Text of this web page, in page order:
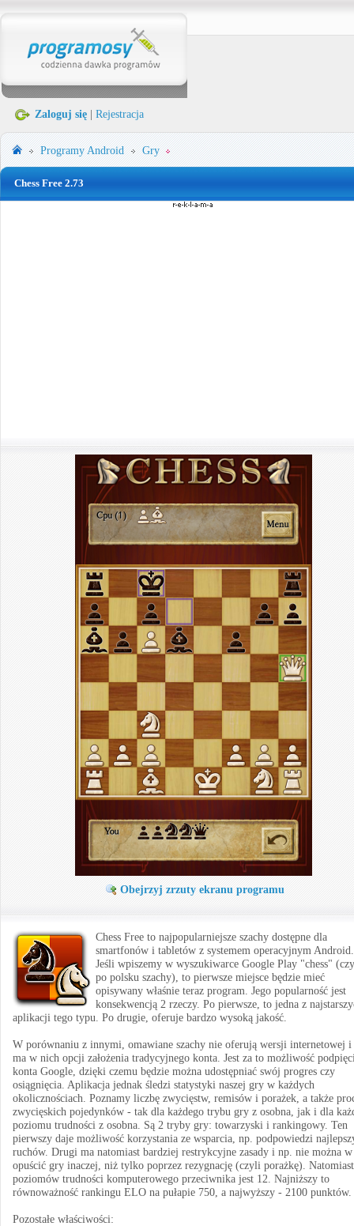
Zaloguj się Rejestracja
ProgramyAndroid Gry
Chess Free 2.73
Obejrzyj zrzuty ekranu programu
Chess Free to najpopularniejsze szachy dostępne dla
smartfonów i tabletów z systemem operacyjnym Android.
Jeśli wpiszemy w wyszukiwarce Google Play "chess"
po polsku szachy), to pierwsze miejsce będzie mieć
opisywany właśnie teraz program. Jego popularność jest
konsekwencją 2 rzeczy. Po pierwsze, to jedna z
aplikacji tego typu. Po drugie, oferuje bardzo wysoką jakość.
W porównaniu z innymi, omawiane szachy nie oferują wersji internetowej i
ma w nich opcji założenia tradycyjnego konta. Jest za to możliwość
konta Google, dzięki czemu będzie można udostępniać swój progres czy
osiągnięcia. Aplikacja jednak śledzi statystyki naszej gry w każdych
okolicznościach. Poznamy liczbę zwycięstw, remisów i porażek, a także
zwycięskich pojedynków - tak dla każdego trybu gry z osobna, jak i dla
poziomu trudności z osobna. Są 2 tryby gry: towarzyski i rankingowy. Ten
pierwszy daje możliwość korzystania ze wsparcia, np. podpowiedzi
ruchów. Drugi ma natomiast bardziej restrykcyjne zasady i np. nie można
opuścić gry inaczej, niż tylko poprzez rezygnację (czyli porażkę). Natomiast
poziomów trudności komputerowego przeciwnika jest 12. Najniższy to
równoważność rankingu ELO na pułapie 750, a najwyższy - 2100 punktów.
Pozostałe właściwości: